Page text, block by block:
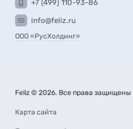
+7 (499) 110-93-86
info@feliz.ru
ООО «РусХолдинг»
Feliz © 2026. Все права защищены
Карта сайта